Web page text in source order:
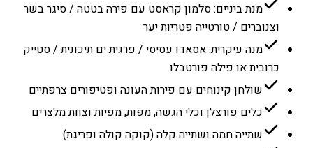
מנת ביניים: סלמון קראסט עם פירה בטטה / סיגר בשר
וצנוברים / טורטייה פטריות יער
מנה עיקרית: אסאדו עסיסי / פרגית ים תיכונית / סטייק
כרובית או פילה פורטבלו
שולחן קינוחים עם פירות העונה ופטיפורים צרפתיים
כלים פורצלן וכלי הגשה, מפות, מפיות וצוות מלצרים
שתייה חמה ושתייה קלה (קוקה קולה ופריגת)